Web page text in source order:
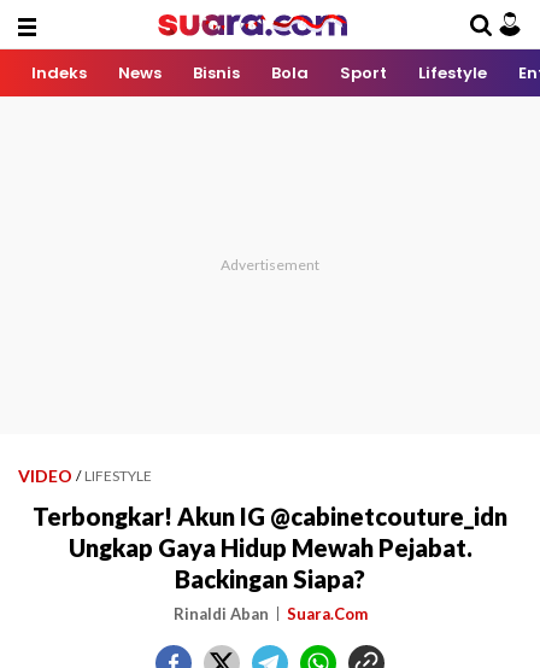
Indeks News Bisnis Bola Sport Lifestyle
VIDEO / LIFESTYLE
Terbongkar! Akun IG @cabinetcouture_idn
Ungkap Gaya Hidup Mewah Pejabat.
Backingan Siapa?
Rinaldi Aban Suara.Com